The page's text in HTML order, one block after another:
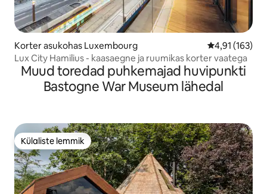
Korter asukohas Luxembourg Keskmine
4,91 (163)
Lux City Hamilius - kaasaegne ja ruumikas korter vaatega
Muud toredad puhkemajad huvipunkti
Bastogne War Museum lähedal
Külaliste lemmik
Külaliste lemmik